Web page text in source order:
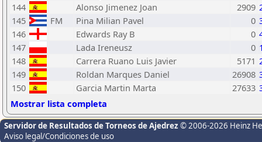
144
Alonso Jimenez Joan 2909
145
FM Pina Milian Pavel 0
146
Edwards Ray B 0
147
Lada Ireneusz 0
148
Carrera Ruano Luis Javier 5171
149
Roldan Marques Daniel 26908
150
Garcia Martin Marta 27633
Mostrar lista completa
Servidor de Resultados de Torneos de Ajedrez © 2006-2026 Heinz
Aviso legal/Condiciones de uso